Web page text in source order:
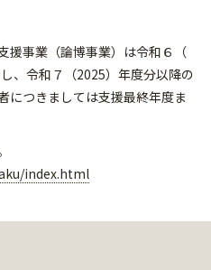
援事業（論博事業）は令和６（
、令和７（2025）年度分以降の
につきましては支援最終年度ま
index.html